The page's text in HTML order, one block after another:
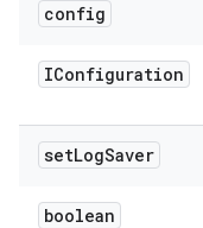
config
IConfiguration
setLogSaver
boolean